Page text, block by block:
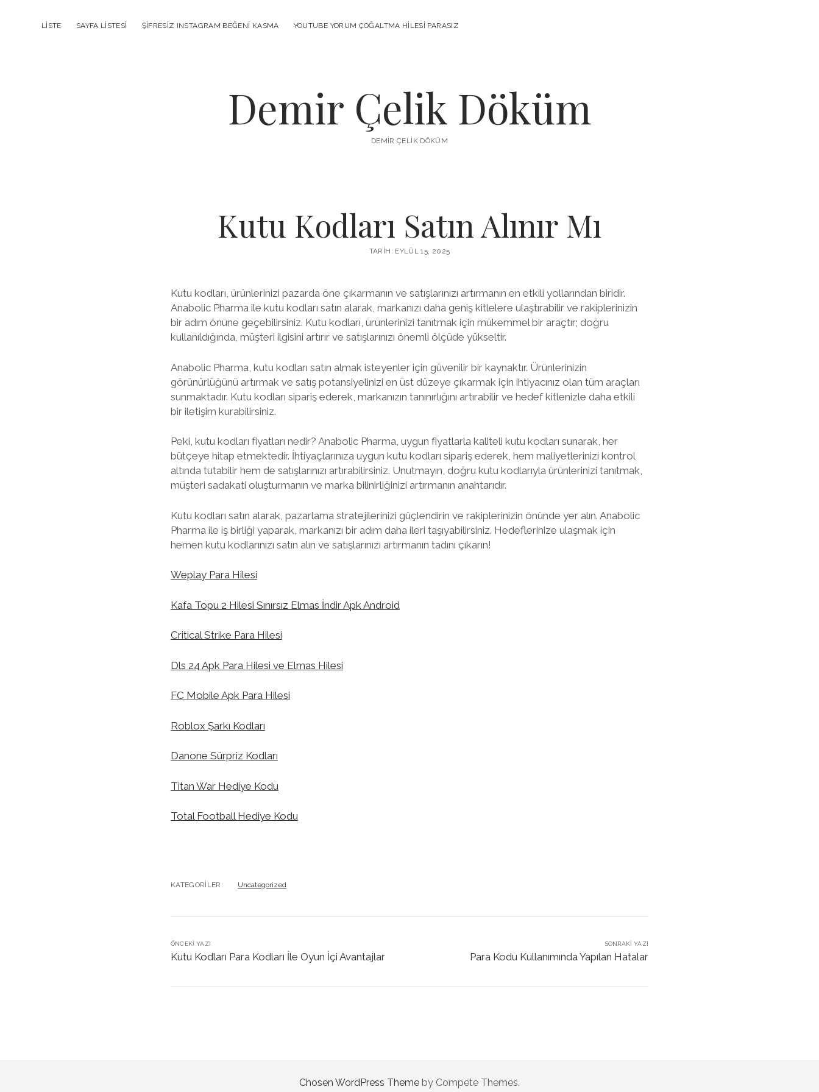
LISTE SAYFA LISTESI ŞIFRESIZ INSTAGRAM BEĞENI KASMA YOUTUBE YORUM ÇOĞALTMA HILESI PARASIZ
Demir Çelik Döküm
DEMIR ÇELIK DÖKÜM
Kutu Kodları Satın Alınır Mı
TARIH: EYLÜL 15, 2025
Kutu kodları, ürünlerinizi pazarda öne çıkarmanın ve satışlarınızı artırmanın en etkili yollarından biridir.
Anabolic Pharma ile kutu kodları satın alarak, markanızı daha geniş kitlelere ulaştırabilir ve rakiplerinizin
bir adım önüne geçebilirsiniz. Kutu kodları, ürünlerinizi tanıtmak için mükemmel bir araçtır; doğru
kullanıldığında, müşteri ilgisini artırır ve satışlarınızı önemli ölçüde yükseltir.
Anabolic Pharma, kutu kodları satın almak isteyenler için güvenilir bir kaynaktır. Ürünlerinizin
görünürlüğünü artırmak ve satış potansiyelinizi en üst düzeye çıkarmak için ihtiyacınız olan tüm araçları
sunmaktadır. Kutu kodları sipariş ederek, markanızın tanınırlığını artırabilir ve hedef kitlenizle daha etkili
bir iletişim kurabilirsiniz.
Peki, kutu kodları fiyatları nedir? Anabolic Pharma, uygun fiyatlarla kaliteli kutu kodları sunarak, her
bütçeye hitap etmektedir. İhtiyaçlarınıza uygun kutu kodları sipariş ederek, hem maliyetlerinizi kontrol
altında tutabilir hem de satışlarınızı artırabilirsiniz. Unutmayın, doğru kutu kodlarıyla ürünlerinizi tanıtmak,
müşteri sadakati oluşturmanın ve marka bilinirliğinizi artırmanın anahtarıdır.
Kutu kodları satın alarak, pazarlama stratejilerinizi güçlendirin ve rakiplerinizin önünde yer alın. Anabolic
Pharma ile iş birliği yaparak, markanızı bir adım daha ileri taşıyabilirsiniz. Hedeflerinize ulaşmak için
hemen kutu kodlarınızı satın alın ve satışlarınızı artırmanın tadını çıkarın!
Weplay Para Hilesi
Kafa Topu 2 Hilesi Sınırsız Elmas İndir Apk Android
Critical Strike Para Hilesi
Dls 24 Apk Para Hilesi ve Elmas Hilesi
FC Mobile Apk Para Hilesi
Roblox Şarkı Kodları
Danone Sürpriz Kodları
Titan War Hediye Kodu
Total Football Hediye Kodu
KATEGORILER: Uncategorized
ÖNCEKI YAZI
Kutu Kodları Para Kodları İle Oyun İçi Avantajlar
SONRAKI YAZI
Para Kodu Kullanımında Yapılan Hatalar
Chosen WordPress Theme by Compete Themes.